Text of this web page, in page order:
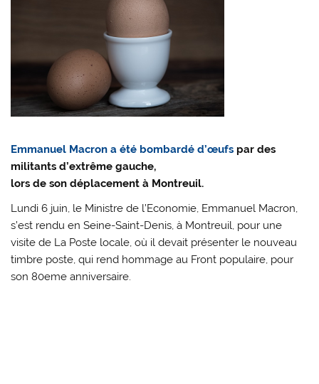
Emmanuel Macron a été bombardé d’œufs par des
militants d’extrême gauche,
lors de son déplacement à Montreuil.
Lundi 6 juin, le Ministre de l’Economie, Emmanuel Macron,
s’est rendu en Seine-Saint-Denis, à Montreuil, pour une
visite de La Poste locale, où il devait présenter le nouveau
timbre poste, qui rend hommage au Front populaire, pour
son 80eme anniversaire.